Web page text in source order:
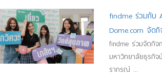
findme ร่วมกับ
Dome.com จัดกิ
findme ร่วมจัดกิ
มหาวิทยาลัยธุรกิ
รากรณ์ ...